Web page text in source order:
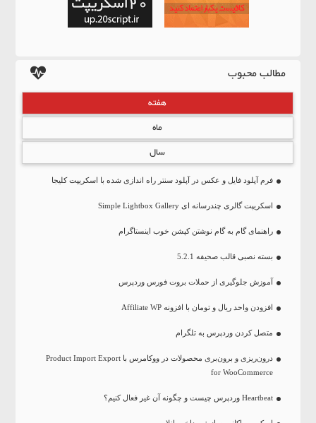
مطالب محبوب
هفته
ماه
سال
فرم آپلود فایل و عکس در آپلود سنتر راه اندازی شده با اسکریپت کلیجا
اسکریپت گالری چندرسانه ای Simple Lightbox Gallery
راهنمای گام به گام نوشتن کپشن خوب اینستاگرام
بسته نصبی قالب صحیفه 5.2.1
آموزش جلوگیری از حملات بروت فورس وردپرس
افزودن واحد ریال و تومان با افزونه Affiliate WP
متصل کردن وردپرس به تلگرام
درون‌ریزی و برون‌بری محصولات در ووکامرس با Product Import Export
for WooCommerce
Heartbeat وردپرس چیست و چگونه آن غیر فعال کنیم؟